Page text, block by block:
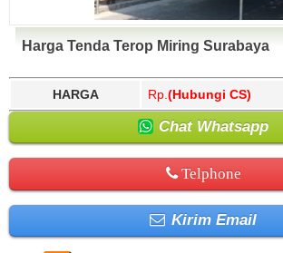
Harga Tenda Terop Miring Surabaya
HARGA Rp. (Hubungi CS)
Chat Whatsapp
Telphone
Kirim Email